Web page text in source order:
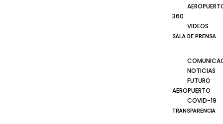
360
VIDEOS
SALA DE PRENSA
NOTICIAS
FUTURO
AEROPUERTO
COVID-19
TRANSPARENCIA